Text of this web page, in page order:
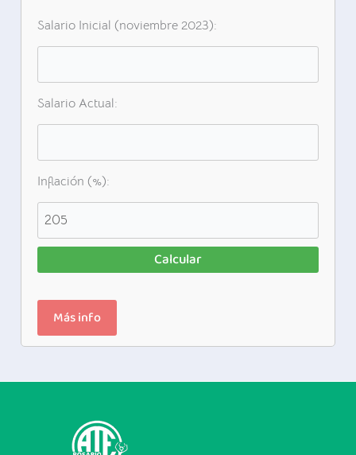
Salario Inicial (noviembre 2023):
Salario Actual:
Inflación (%):
Calcular
Más info